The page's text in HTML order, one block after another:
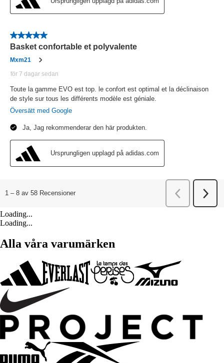
Loading...
Loading...
Alla våra varumärken